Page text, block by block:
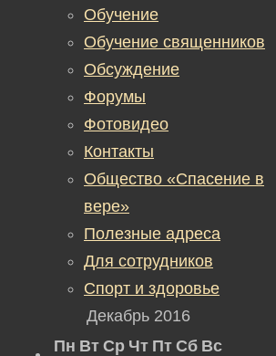
Обучение
Обучение священников
Обсуждение
Форумы
Фотовидео
Контакты
Общество «Спасение в
вере»
Полезные адреса
Для сотрудников
Спорт и здоровье
Декабрь 2016
Пн Вт Ср Чт Пт Сб Вс